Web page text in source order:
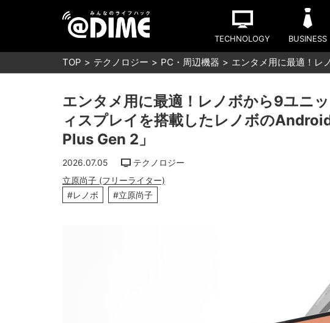
TECHNOLOGY BUSINESS
TOP テクノロジー PC・周辺機器 エンタメ用に最適！レ
エンタメ用に最適！レノボから9ユニ
ィスプレイを搭載したレノボの
Plus Gen 2」
2026.07.05
テクノロジー
立原尚子 (フリーライター)
#レノボ
#立原尚子